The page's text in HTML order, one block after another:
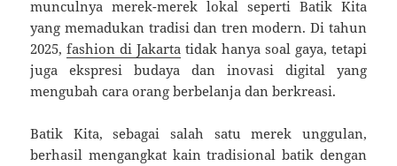
munculnya merek-merek lokal seperti Batik Kita
yang memadukan tradisi dan tren modern. Di tahun
2025,fashion di Jakarta tidak hanya soal gaya, tetapi
juga ekspresi budaya dan inovasi digital yang
mengubah cara orang berbelanja dan berkreasi.
Batik Kita, sebagai salah satu merek unggulan,
berhasil mengangkat kain tradisional batik dengan